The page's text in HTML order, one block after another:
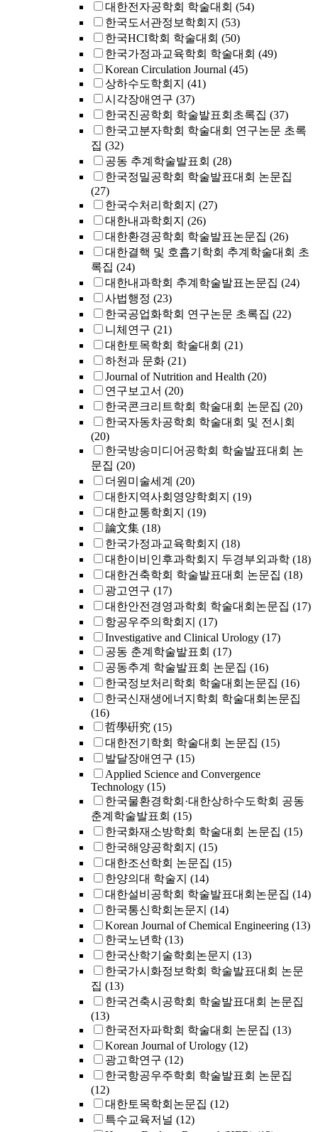
대한전자공학회 학술대회 (54)
한국도서관정보학회지 (53)
한국HCI학회 학술대회 (50)
한국가정과교육학회 학술대회 (49)
Korean Circulation Journal (45)
상하수도학회지 (41)
시각장애연구 (37)
한국진공학회 학술발표회초록집 (37)
한국고분자학회 학술대회 연구논문 초록
집 (32)
공동 추계학술발표회 (28)
한국정밀공학회 학술발표대회 논문집
(27)
한국수처리학회지 (27)
대한내과학회지 (26)
대한환경공학회 학술발표논문집 (26)
대한결핵 및 호흡기학회 추계학술대회 초
록집 (24)
대한내과학회 추계학술발표논문집 (24)
사법행정 (23)
한국공업화학회 연구논문 초록집 (22)
니체연구 (21)
대한토목학회 학술대회 (21)
하천과 문화 (21)
Journal of Nutrition and Health (20)
연구보고서 (20)
한국콘크리트학회 학술대회 논문집 (20)
한국자동차공학회 학술대회 및 전시회
(20)
한국방송미디어공학회 학술발표대회 논
문집 (20)
더원미술세계 (20)
대한지역사회영양학회지 (19)
대한교통학회지 (19)
論文集 (18)
한국가정과교육학회지 (18)
대한이비인후과학회지 두경부외과학 (18)
대한건축학회 학술발표대회 논문집 (18)
광고연구 (17)
대한안전경영과학회 학술대회논문집 (17)
항공우주의학회지 (17)
Investigative and Clinical Urology (17)
공동 춘계학술발표회 (17)
공동추계 학술발표회 논문집 (16)
한국정보처리학회 학술대회논문집 (16)
한국신재생에너지학회 학술대회논문집
(16)
哲學硏究 (15)
대한전기학회 학술대회 논문집 (15)
발달장애연구 (15)
Applied Science and Convergence
Technology (15)
한국물환경학회·대한상하수도학회 공동
춘계학술발표회 (15)
한국화재소방학회 학술대회 논문집 (15)
한국해양공학회지 (15)
대한조선학회 논문집 (15)
한양의대 학술지 (14)
대한설비공학회 학술발표대회논문집 (14)
한국통신학회논문지 (14)
Korean Journal of Chemical Engineering (13)
한국노년학 (13)
한국산학기술학회논문지 (13)
한국가시화정보학회 학술발표대회 논문
집 (13)
한국건축시공학회 학술발표대회 논문집
(13)
한국전자파학회 학술대회 논문집 (13)
Korean Journal of Urology (12)
광고학연구 (12)
한국항공우주학회 학술발표회 논문집
(12)
대한토목학회논문집 (12)
특수교육저널 (12)